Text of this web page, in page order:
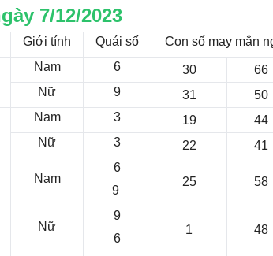
7/12/2023
Giới tính Quái số Con số may mắn
Nam 6 30 66
Nữ
9 31 50
Nam 3 19 44
Nữ
3 22 41
Nam
6
9
25 58
Nữ
9
6
1 48